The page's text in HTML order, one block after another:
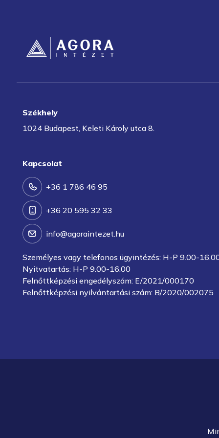
Székhely
1024 Budapest, Keleti Károly utca 8.
Kapcsolat
+36 1 786 46 95
+36 20 595 32 33
info@agoraintezet.hu
Személyes vagy telefonos ügyintézés: H-P 9.00-
Nyitvatartás: H-P 9.00-16.00
Felnőttképzési engedélyszám: E/2021/000170
Felnőttképzési nyilvántartási szám: B/2020/002075